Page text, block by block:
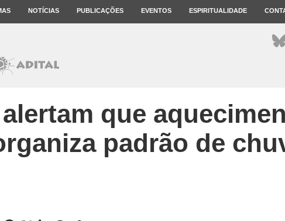
NOTÍCIAS PUBLICAÇÕES EVENTOS ESPIRITUALIDADE
que
padrão de